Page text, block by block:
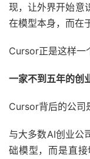
现，让外界开始意
在模型本身，而在
Cursor正是这样一
一家不到五年的创
Cursor背后的公司
与大多数AI创业公
础模型，而是直